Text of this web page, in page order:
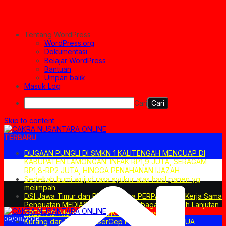
Tentang WordPress
WordPress.org
Dokumentasi
Belajar WordPress
Bantuan
Umpan balik
Masuk Log
Cari
Skip to content
TERBARU
DUGAAN PUNGLI DI SMKN 1 KALITENGAH MENCUAP DI
KABUPATEN LAMONGAN: INFAK RP1,9 JUTA, SERAGAM
RP1,8-RP2 JUTA, HINGGA PENAHANAN IJAZAH
Sedekah bumi wujud rasa syukur atas hasil panen yg
melimpah
DSI Jawa Timur dan PN SuraBaya PERPANJANG Kerja Sama
Penguatan MEDIASI Non-HAKIM Sebagai Langkah Lanjutan
PRESTASI Mediasi TERBAIK Tingkat Nasional
Kurang dari DUA Hari GerCep POLISI Amankan DUA
09/08/2026